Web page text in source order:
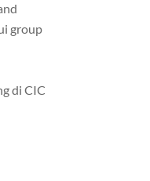
group
di CIC